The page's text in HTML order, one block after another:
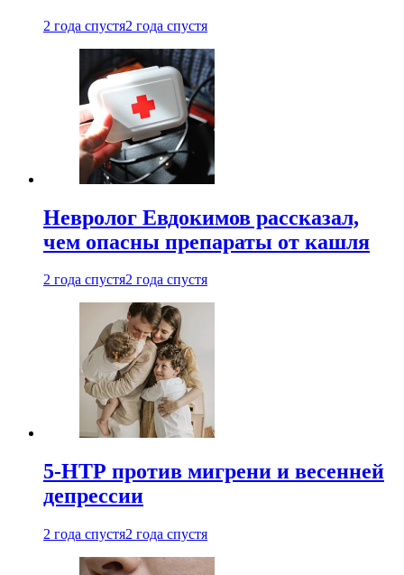
2 года спустя2 года спустя
Невролог Евдокимов рассказал,
чем опасны препараты от кашля
2 года спустя2 года спустя
5-НТР против мигрени и весенней
депрессии
2 года спустя2 года спустя